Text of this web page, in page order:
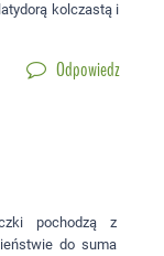
kolczastą i
Odpowiedz
pochodzą z
do suma